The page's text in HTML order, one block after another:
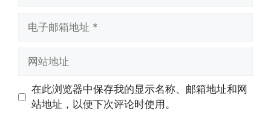
址
址
在此浏览器中保存我的显示名称、邮箱地址和网
站地址，以便下次评论时使用。